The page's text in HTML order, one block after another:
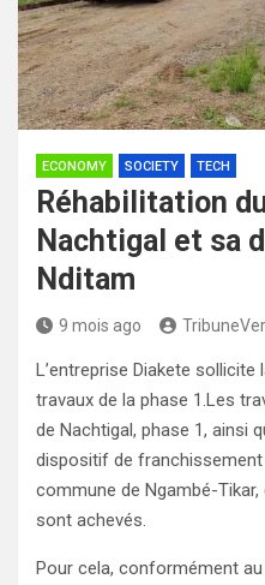
ECONOMY SOCIETY TECH
Réhabilitation
Nachtigal et sa
Nditam
9 mois ago
L’entreprise Diakete
travaux de la phase 1.Les
de Nachtigal, phase 1, ainsi
dispositif de
commune de Ngambé-
sont achevés.
Pour cela, conformément au